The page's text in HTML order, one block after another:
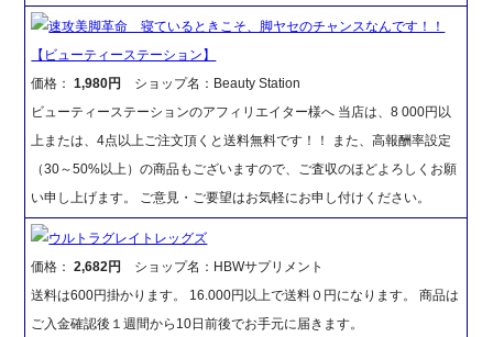
速攻美脚革命 寝ているときこそ、脚ヤセのチャンスなんです！！
【ビューティーステーション】
価格：1,980円
ショップ名：Beauty Station
ビューティーステーションのアフィリエイター様へ 当店は、8 000円以
上または、4点以上ご注文頂くと送料無料です！！ また、高報酬率設定
（30～50%以上）の商品もございますので、ご査収のほどよろしくお願
い申し上げます。 ご意見・ご要望はお気軽にお申し付けください。
ウルトラグレイトレッグズ
価格：2,682円
ショップ名：HBWサプリメント
送料は600円掛かります。 16.000円以上で送料０円になります。 商品は
ご入金確認後１週間から10日前後でお手元に届きます。